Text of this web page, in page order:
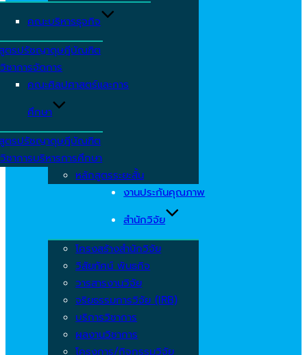
คณะบริหารธุจกิจ
ตรปรัชญาดุษฎีบัณฑิต
ชาการจัดการ
คณะศิลปศาสตร์และการ
ศึกษา
ตรปรัชญาดุษฎีบัณฑิต
ชาการบริหารการศึกษา
หลักสูตรระยะสั้น
งานประกันคุณภาพ
สำนักวิจัย
โครงสร้างสำนักวิจัย
วิสัยทัศน์ พันธกิจ
วารสารงานวิจัย
จริยธรรมการวิจัย (IRB)
บริการวิชาการ
ผลงานวิชาการ
โครงการ/กิจกรรมวิจัย